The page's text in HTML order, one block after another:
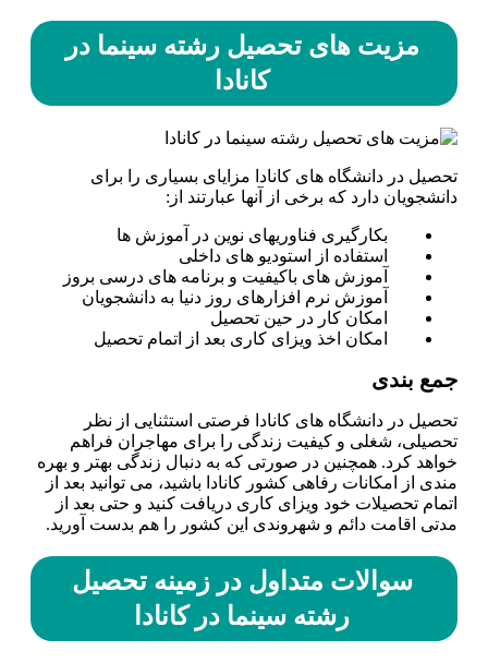
مزیت­ های تحصیل رشته سینما در
کانادا
تحصیل در دانشگاه­ های کانادا مزایای بسیاری را برای
دانشجویان دارد که برخی از آن­ها عبارتند از:
بکارگیری فناوری­های نوین در آموزش ها
استفاده از استودیو های داخلی
آموزش­ های باکیفیت و برنامه های درسی بروز
آموزش نرم افزارهای روز دنیا به دانشجویان
امکان کار در حین تحصیل
امکان اخذ ویزای کاری بعد از اتمام تحصیل
جمع بندی
تحصیل در دانشگاه­ های کانادا فرصتی استثنایی از نظر
تحصیلی، شغلی و کیفیت زندگی را برای مهاجران فراهم
خواهد کرد. همچنین در صورتی که به دنبال زندگی بهتر و بهره
مندی از امکانات رفاهی کشور کانادا باشید، می توانید بعد از
اتمام تحصیلات خود ویزای کاری دریافت کنید و حتی بعد از
مدتی اقامت دائم و شهروندی این کشور را هم بدست آورید.
سوالات متداول در زمینه تحصیل
رشته سینما در کانادا